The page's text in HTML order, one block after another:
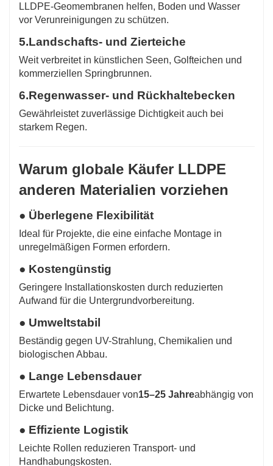
LLDPE-Geomembranen helfen, Boden und Wasser
vor Verunreinigungen zu schützen.
5.Landschafts- und Zierteiche
Weit verbreitet in künstlichen Seen, Golfteichen und
kommerziellen Springbrunnen.
6.Regenwasser- und Rückhaltebecken
Gewährleistet zuverlässige Dichtigkeit auch bei
starkem Regen.
Warum globale Käufer LLDPE
anderen Materialien vorziehen
● Überlegene Flexibilität
Ideal für Projekte, die eine einfache Montage in
unregelmäßigen Formen erfordern.
● Kostengünstig
Geringere Installationskosten durch reduzierten
Aufwand für die Untergrundvorbereitung.
● Umweltstabil
Beständig gegen UV-Strahlung, Chemikalien und
biologischen Abbau.
● Lange Lebensdauer
Erwartete Lebensdauer von15–25 Jahreabhängig von
Dicke und Belichtung.
● Effiziente Logistik
Leichte Rollen reduzieren Transport- und
Handhabungskosten.